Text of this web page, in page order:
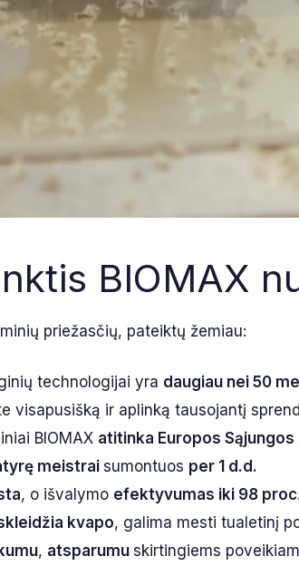
BIOMAX
priežasčių, pateiktų žemiau:
technologijai yra daugiau nei 50
visapusišką ir aplinką tausojantį
BIOMAX atitinka Europos
meistrai sumontuos per 1 d.d.
, o išvalymo efektyvumas iki 98 proc.
kvapo, galima mesti tualetinį
, atsparumu skirtingiems